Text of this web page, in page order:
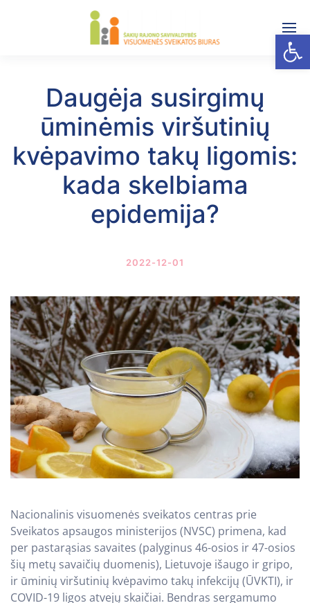
Daugėja susirgimų
ūminėmis viršutinių
kvėpavimo takų ligomis:
kada skelbiama
epidemija?
2022-12-01
Nacionalinis visuomenės sveikatos centras prie
Sveikatos apsaugos ministerijos (NVSC) primena, kad
per pastarąsias savaites (palyginus 46-osios ir 47-osios
šių metų savaičių duomenis), Lietuvoje išaugo ir gripo,
ir ūminių viršutinių kvėpavimo takų infekcijų (ŪVKTI), ir
COVID-19 ligos atvejų skaičiai. Bendras sergamumo